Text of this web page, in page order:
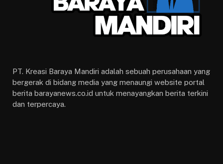
PT. Kreasi Baraya Mandiri adalah sebuah perusahaan yang
bergerak di bidang media yang menaungi website portal
berita barayanews.co.id untuk menayangkan berita terkini
dan terpercaya.